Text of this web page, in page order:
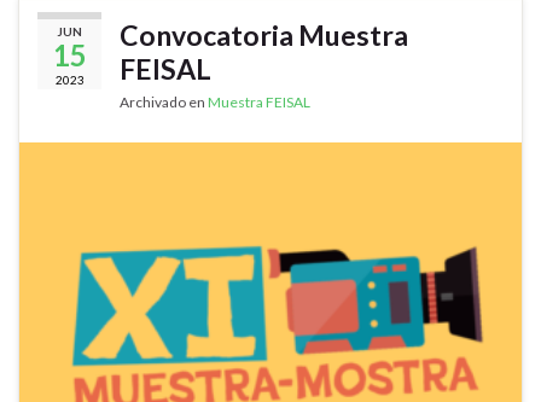
JUN
15
2023
Convocatoria Muestra
FEISAL
Archivado en Muestra FEISAL